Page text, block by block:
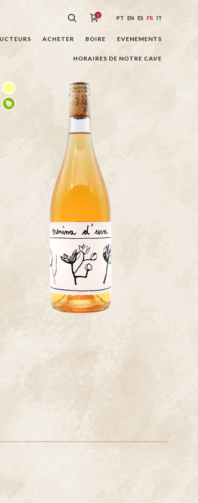
0 PT EN ES FR IT
ACHETER BOIRE EVENEMENTS
HORAIRES DE NOTRE CAVE